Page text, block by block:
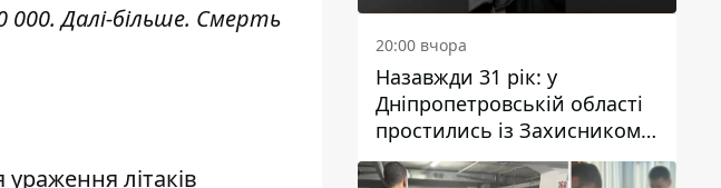
Далі-більше. Смерть
літаків
20:00 вчора
Назавжди 31 рік: у
Дніпропетровській області
простились із Захисником
Олександром Рєпіним